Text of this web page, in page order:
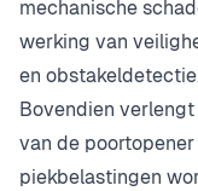
mechanische
werking van
en
Bovendien
van de
piekbelastingen